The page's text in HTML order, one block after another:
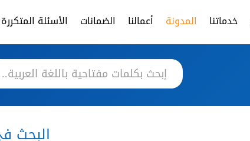
خدماتنا المدونة أعمالنا الضمانات الأسئلة المتكررة
البحث